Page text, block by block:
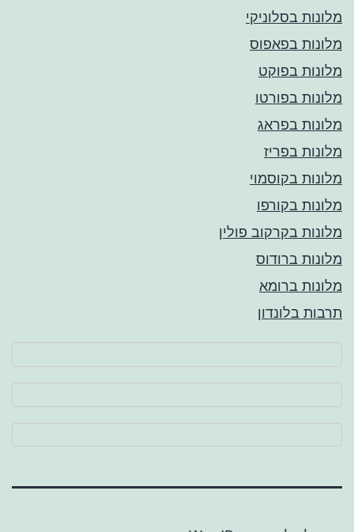
מלונות בסלוניקי
מלונות בפאפוס
מלונות בפוקט
מלונות בפורטו
מלונות בפראג
מלונות בפריז
מלונות בקוסמוי
מלונות בקורפו
מלונות בקרקוב פולין
מלונות ברודוס
מלונות ברומא
תרבות בלונדון